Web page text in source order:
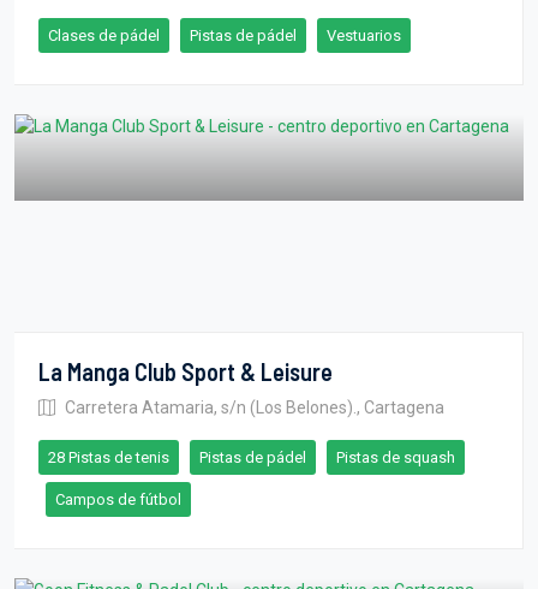
Clases de pádel Pistas de pádel Vestuarios
La Manga Club Sport & Leisure
Carretera Atamaria, s/n (Los Belones)., Cartagena
28 Pistas de tenis Pistas de pádel Pistas de squash
Campos de fútbol